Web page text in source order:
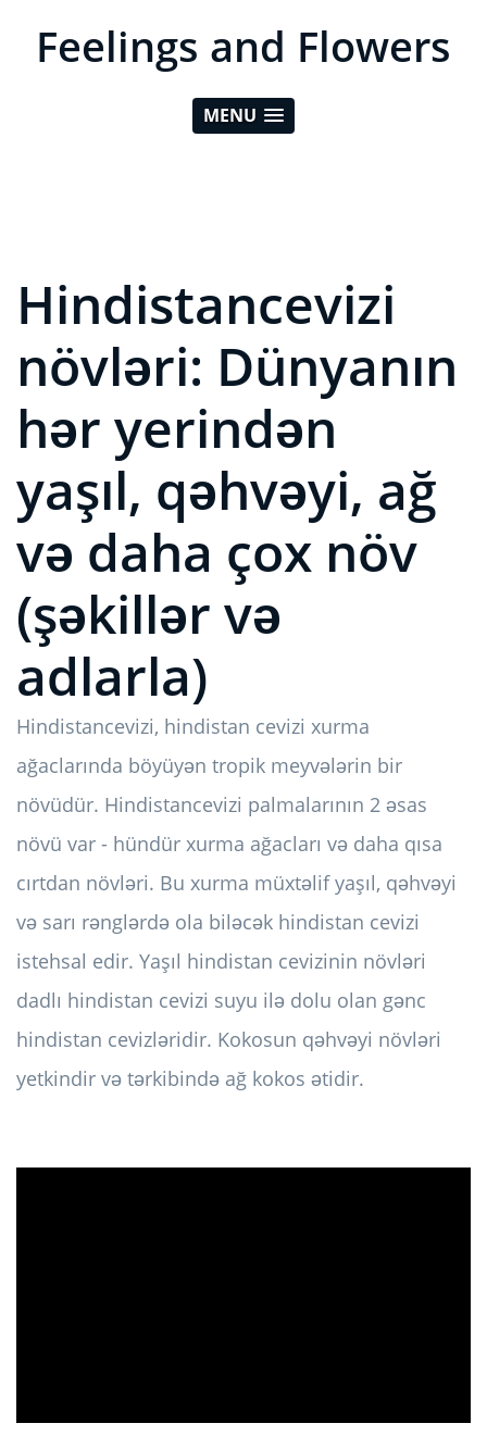
Feelings and Flowers
MENU
Hindistancevizi
növləri: Dünyanın
hər yerindən
yaşıl, qəhvəyi, ağ
və daha çox növ
(şəkillər və
adlarla)
Hindistancevizi, hindistan cevizi xurma
ağaclarında böyüyən tropik meyvələrin bir
növüdür. Hindistancevizi palmalarının 2 əsas
növü var - hündür xurma ağacları və daha qısa
cırtdan növləri. Bu xurma müxtəlif yaşıl, qəhvəyi
və sarı rənglərdə ola biləcək hindistan cevizi
istehsal edir. Yaşıl hindistan cevizinin növləri
dadlı hindistan cevizi suyu ilə dolu olan gənc
hindistan cevizləridir. Kokosun qəhvəyi növləri
yetkindir və tərkibində ağ kokos ətidir.